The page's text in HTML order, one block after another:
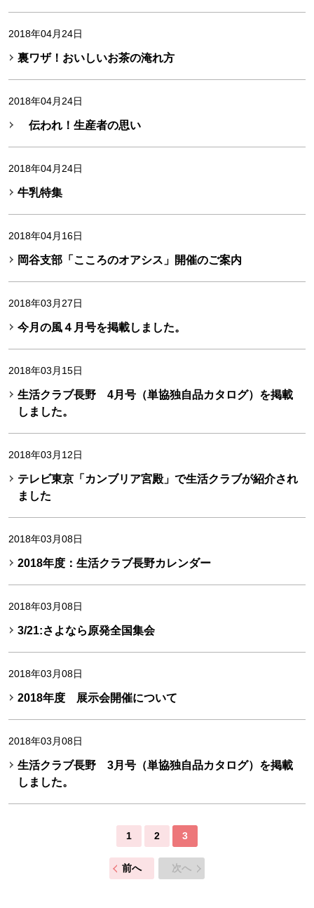
2018年04月24日
裏ワザ！おいしいお茶の淹れ方
2018年04月24日
伝われ！生産者の思い
2018年04月24日
牛乳特集
2018年04月16日
岡谷支部「こころのオアシス」開催のご案内
2018年03月27日
今月の風４月号を掲載しました。
2018年03月15日
生活クラブ長野 4月号（単協独自品カタログ）を掲載
しました。
2018年03月12日
テレビ東京「カンブリア宮殿」で生活クラブが紹介され
ました
2018年03月08日
2018年度：生活クラブ長野カレンダー
2018年03月08日
3/21:さよなら原発全国集会
2018年03月08日
2018年度 展示会開催について
2018年03月08日
生活クラブ長野 3月号（単協独自品カタログ）を掲載
しました。
1 2 3
前へ 次へ